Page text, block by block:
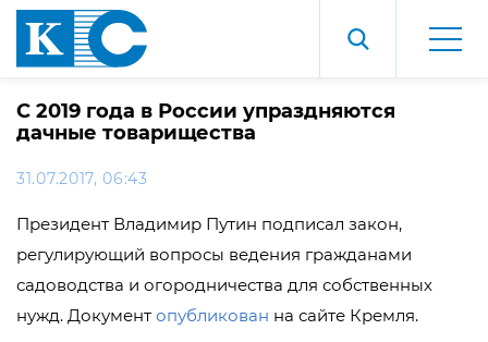
С 2019 года в России упраздняются
дачные товарищества
31.07.2017, 06:43
Президент Владимир Путин подписал закон,
регулирующий вопросы ведения гражданами
садоводства и огородничества для собственных
нужд. Документ опубликован на сайте Кремля.